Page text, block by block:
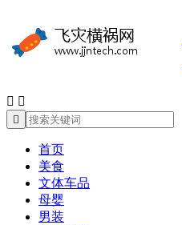
 

首页
美食
文体车品
母婴
男装